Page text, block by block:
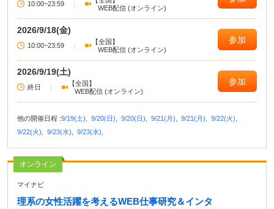
10:00~23:59 |
WEB配信 (オンライン)
2026/9/18(金)
10:00~23:59 |
【全国】
WEB配信 (オンライン)
参加
2026/9/19(土)
終日 |
【全国】
WEB配信 (オンライン)
参加
他の開催日程 :9/19(土), 9/20(日), 9/20(日), 9/21(月), 9/21(月),
9/22(火),
9/22(火),
9/23(水), 9/23(水),
オンライン
マイナビ
理系の女性活躍を考えるWEB仕事研究＆インタ